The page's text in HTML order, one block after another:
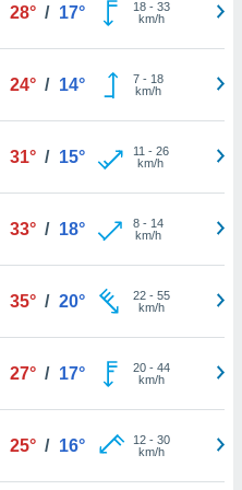
28° / 17° 18- 33
km/h
24° / 14° 7- 18
km/h
31° / 15° 11 - 26
km/h
33° / 18° 8- 14
km/h
35° / 20° 22- 55
km/h
27° / 17° 20- 44
km/h
25° / 16° 12- 30
km/h